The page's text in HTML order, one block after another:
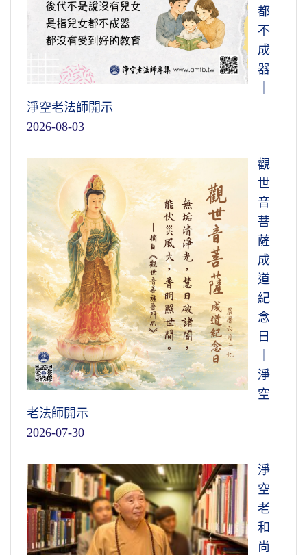
都
不
成
器
淨空老法師開示
2026-08-03
觀
世
音
菩
薩
成
道
紀
念
日
淨
空
老法師開示
2026-07-30
淨
空
老
和
尚